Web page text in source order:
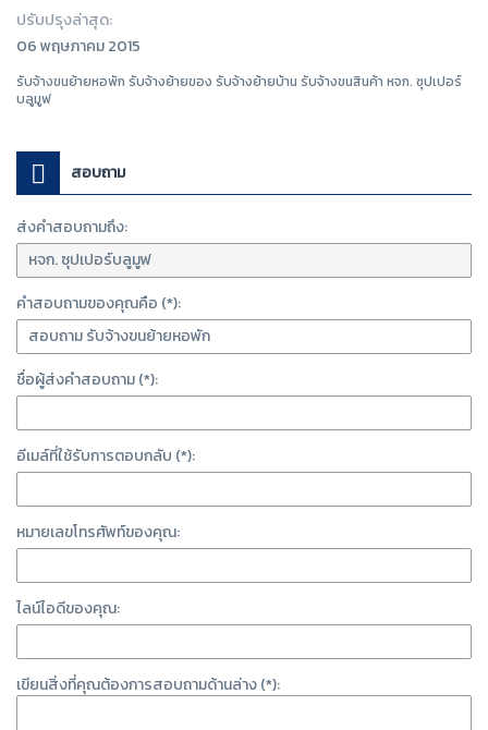
ปรับปรุงล่าสุด:
06 พฤษภาคม 2015
รับจ้างขนย้ายหอพัก รับจ้างย้ายของ รับจ้างย้ายบ้าน รับจ้างขนสินค้า หจก. ซุปเปอร์
บลูมูฟ
สอบถาม
ส่งคำสอบถามถึง:
คำสอบถามของคุณคือ (*):
ชื่อผู้ส่งคำสอบถาม (*):
อีเมล์ที่ใช้รับการตอบกลับ (*):
หมายเลขโทรศัพท์ของคุณ:
ไลน์ไอดีของคุณ:
เขียนสิ่งที่คุณต้องการสอบถามด้านล่าง (*):